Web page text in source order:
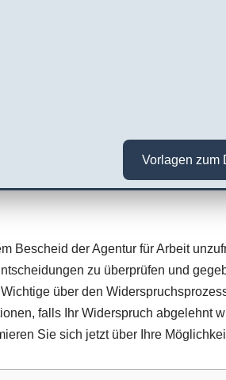
Vorlagen zum
Bescheid der Agentur für Arbeit
zu überprüfen und
über den
falls Ihr Widerspruch abgelehnt
Sie sich jetzt über Ihre